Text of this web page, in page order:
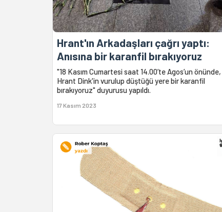
Hrant'ın Arkadaşları çağrı yaptı:
Anısına bir karanfil bırakıyoruz
"18 Kasım Cumartesi saat 14.00’te Agos’un önünde,
Hrant Dink'in vurulup düştüğü yere bir karanfil
bırakıyoruz" duyurusu yapıldı.
17 Kasım 2023